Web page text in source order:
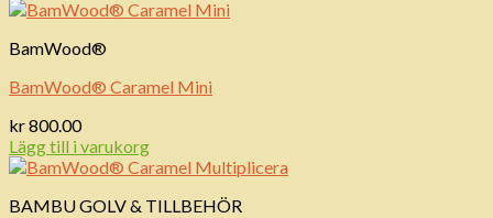
BamWood®
BamWood® Caramel Mini
kr800.00
Lägg till i varukorg
BAMBU GOLV & TILLBEHÖR